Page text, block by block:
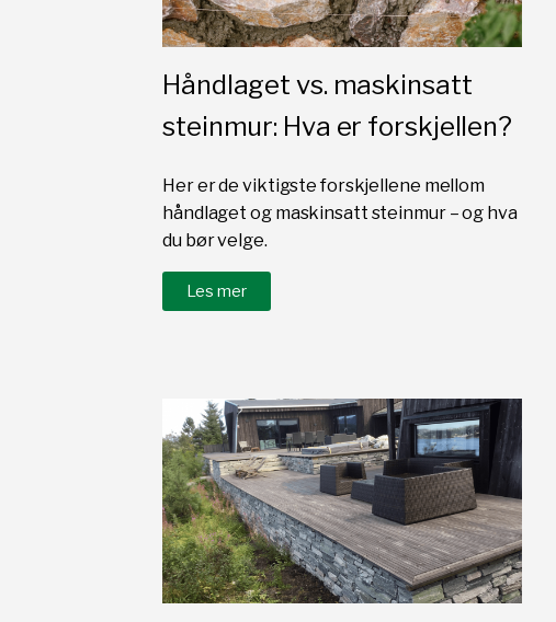
Håndlaget vs. maskinsatt
steinmur: Hva er forskjellen?
Her er de viktigste forskjellene mellom
håndlaget og maskinsatt steinmur – og hva
du bør velge.
Les mer